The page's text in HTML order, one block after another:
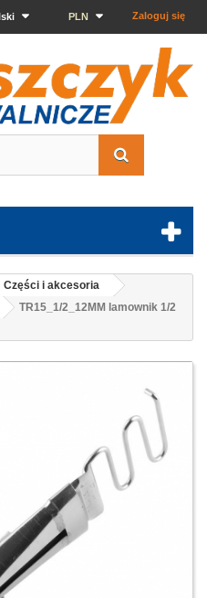
Zaloguj się
PLN
Części i akcesoria
TR15_1/2_12MM lamownik 1/2